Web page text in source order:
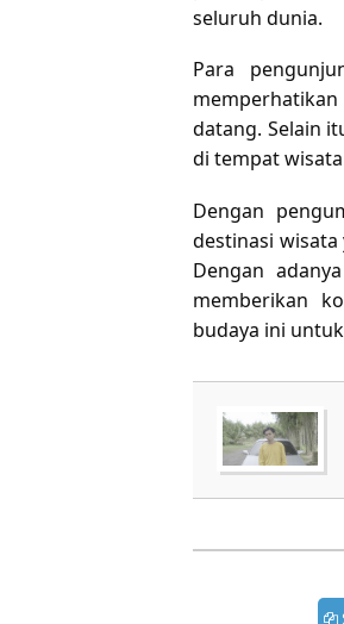
seluruh dunia.
Para
datang. Selain
di tempat
Dengan
destinasi
Dengan
memberikan
budaya ini